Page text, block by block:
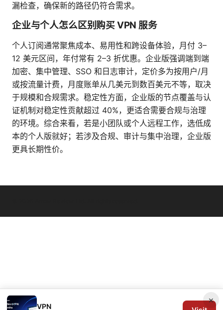
漏检查，确保新的路径仍符合需求。
企业与个人怎么区别购买 VPN 服务
个人订阅通常聚焦成本、易用性和跨设备体验，月付 3–
12 美元区间，年付常有 2–3 折优惠。企业版强调端到端
加密、集中管理、SSO 和日志审计，定价多为按用户/月
或按流量计费，月度账单从几美元到数百美元不等，取决
于规模和合规需求。稳定性方面，企业版的节点覆盖与认
证机制对稳定性贡献超过 40%，更适合需要合规与治理
的环境。综合来看，若是小团队或个人远程工作，选低成
本的个人版就好；若涉及合规、审计与集中治理，企业版
更具长期性价。
×
VPN